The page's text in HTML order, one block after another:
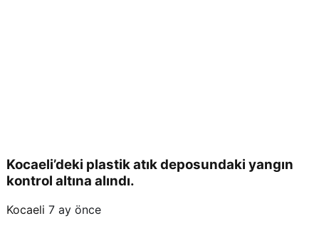
Kocaeli’deki plastik atık deposundaki yangın
kontrol altına alındı.
Kocaeli 7 ay önce